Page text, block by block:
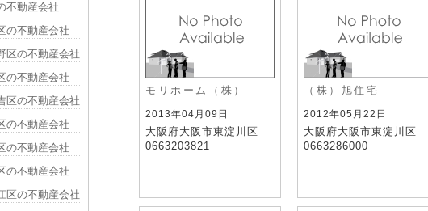
モリホーム（株）
2013年04月09日
大阪府大阪市東淀川区
0663203821
（株）旭住宅
2012年05月22日
大阪府大阪市東淀川区
0663286000
不動産会社
の不動産会社
区の不動産会社
の不動産会社
区の不動産会社
の不動産会社
の不動産会社
の不動産会社
区の不動産会社